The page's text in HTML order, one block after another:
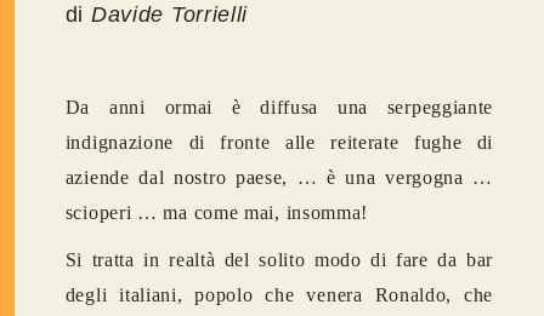
di Davide Torrielli
Da anni ormai è diffusa una serpeggiante
indignazione di fronte alle reiterate fughe di
aziende dal nostro paese, … è una vergogna …
scioperi … ma come mai, insomma!
Si tratta in realtà del solito modo di fare da bar
degli italiani, popolo che venera Ronaldo, che